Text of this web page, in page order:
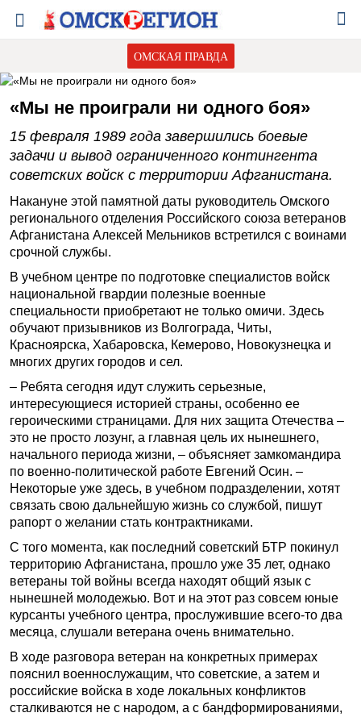
ОМСКАЯ ПРАВДА
«Мы не проиграли ни одного боя»
15 февраля 1989 года завершились боевые
задачи и вывод ограниченного контингента
советских войск с территории Афганистана.
Накануне этой памятной даты руководитель Омского
регионального отделения Российского союза ветеранов
Афганистана Алексей Мельников встретился с воинами
срочной службы.
В учебном центре по подготовке специалистов войск
национальной гвардии полезные военные
специальности приобретают не только омичи. Здесь
обучают призывников из Волгограда, Читы,
Красноярска, Хабаровска, Кемерово, Новокузнецка и
многих других городов и сел.
– Ребята сегодня идут служить серьезные,
интересующиеся историей страны, особенно ее
героическими страницами. Для них защита Отечества –
это не просто лозунг, а главная цель их нынешнего,
начального периода жизни, – объясняет замкомандира
по военно-политической работе Евгений Осин. –
Некоторые уже здесь, в учебном подразделении, хотят
связать свою дальнейшую жизнь со службой, пишут
рапорт о желании стать контрактниками.
С того момента, как последний советский БТР покинул
территорию Афганистана, прошло уже 35 лет, однако
ветераны той войны всегда находят общий язык с
нынешней молодежью. Вот и на этот раз совсем юные
курсанты учебного центра, прослужившие всего-то два
месяца, слушали ветерана очень внимательно.
В ходе разговора ветеран на конкретных примерах
пояснил военнослужащим, что советские, а затем и
российские войска в ходе локальных конфликтов
сталкиваются не с народом, а с бандформированиями,